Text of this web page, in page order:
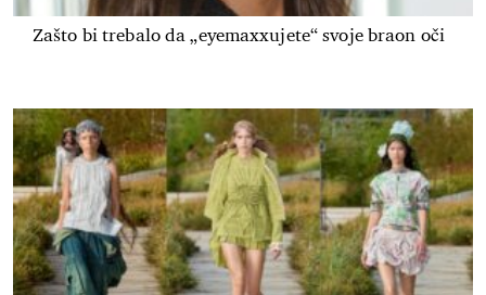
Zašto bi trebalo da „eyemaxxujete“ svoje braon oči